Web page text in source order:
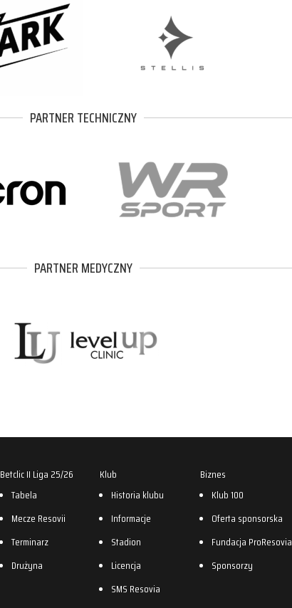
PARTNER TECHNICZNY
PARTNER MEDYCZNY
Betclic II Liga 25/26
Tabela
Mecze Resovii
Terminarz
Drużyna
Klub
Historia klubu
Informacje
Stadion
Licencja
SMS Resovia
Biznes
Klub 100
Oferta sponsorska
Fundacja ProResovia
Sponsorzy